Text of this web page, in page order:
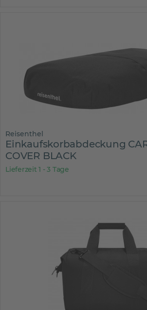
Reisenthel
Einkaufskorbabdeckung
COVER BLACK
Lieferzeit 1 - 3 Tage